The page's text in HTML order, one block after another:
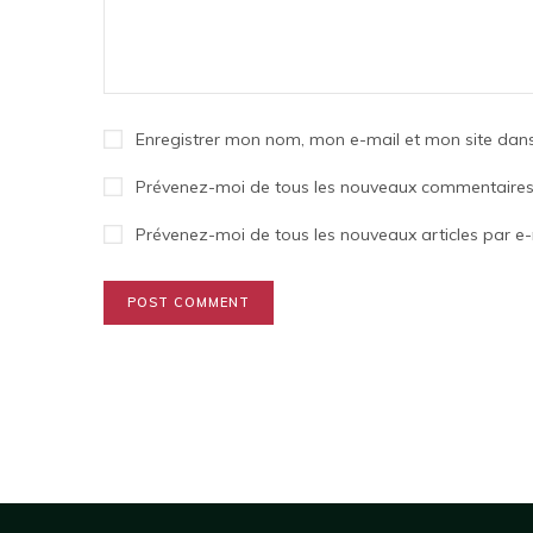
Enregistrer mon nom, mon e-mail et mon site
Prévenez-moi de tous les nouveaux
Prévenez-moi de tous les nouveaux articles par